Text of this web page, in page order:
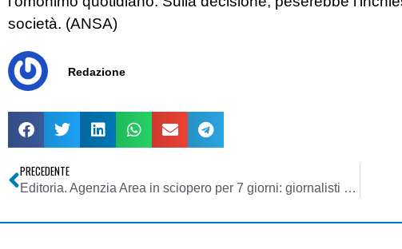
società. (ANSA)
Redazione
PRECEDENTE
Editoria. Agenzia Area in sciopero per 7 giorni: giornalisti senza stipendio da 7 mesi